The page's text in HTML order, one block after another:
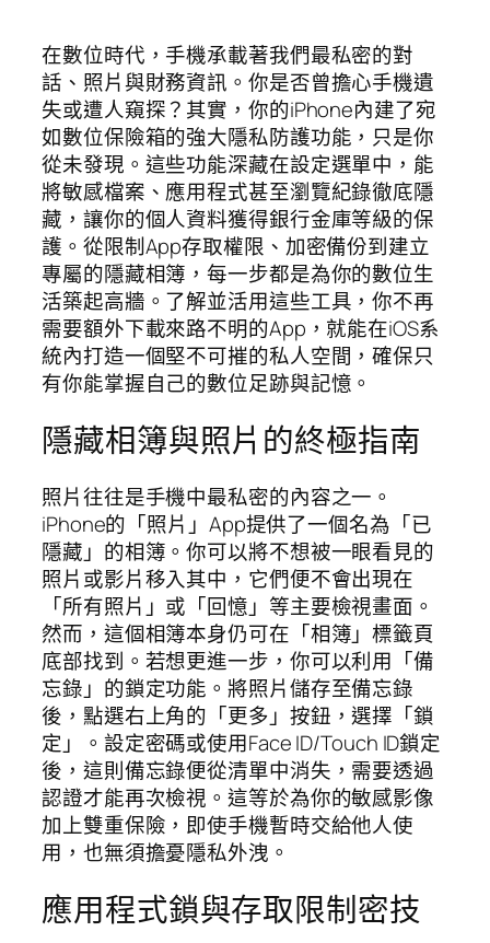
在數位時代，手機承載著我們最私密的對
話、照片與財務資訊。你是否曾擔心手機遺
失或遭人窺探？其實，你的iPhone內建了宛
如數位保險箱的強大隱私防護功能，只是你
從未發現。這些功能深藏在設定選單中，能
將敏感檔案、應用程式甚至瀏覽紀錄徹底隱
藏，讓你的個人資料獲得銀行金庫等級的保
護。從限制App存取權限、加密備份到建立
專屬的隱藏相簿，每一步都是為你的數位生
活築起高牆。了解並活用這些工具，你不再
需要額外下載來路不明的App，就能在iOS系
統內打造一個堅不可摧的私人空間，確保只
有你能掌握自己的數位足跡與記憶。
隱藏相簿與照片的終極指南
照片往往是手機中最私密的內容之一。
iPhone的「照片」App提供了一個名為「已
隱藏」的相簿。你可以將不想被一眼看見的
照片或影片移入其中，它們便不會出現在
「所有照片」或「回憶」等主要檢視畫面。
然而，這個相簿本身仍可在「相簿」標籤頁
底部找到。若想更進一步，你可以利用「備
忘錄」的鎖定功能。將照片儲存至備忘錄
後，點選右上角的「更多」按鈕，選擇「鎖
定」。設定密碼或使用Face ID/Touch ID鎖定
後，這則備忘錄便從清單中消失，需要透過
認證才能再次檢視。這等於為你的敏感影像
加上雙重保險，即使手機暫時交給他人使
用，也無須擔憂隱私外洩。
應用程式鎖與存取限制密技